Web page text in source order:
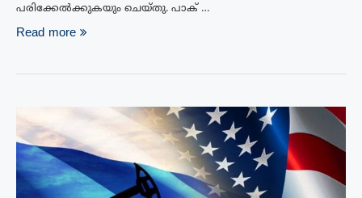
പരിക്കേൽക്കുകയും ചെയ്തു. പാക് …
Read more